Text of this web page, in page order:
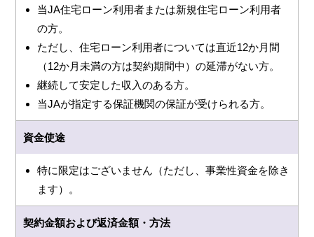
当JA住宅ローン利用者または新規住宅ローン利用者
の方。
ただし、住宅ローン利用者については直近12か月間
（12か月未満の方は契約期間中）の延滞がない方。
継続して安定した収入のある方。
当JAが指定する保証機関の保証が受けられる方。
資金使途
特に限定はございません（ただし、事業性資金を除き
ます）。
契約金額および返済金額・方法